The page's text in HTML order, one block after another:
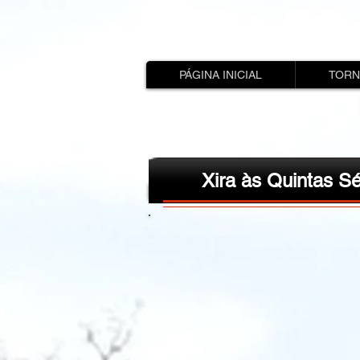
PÁGINA INICIAL
Xira às Quintas